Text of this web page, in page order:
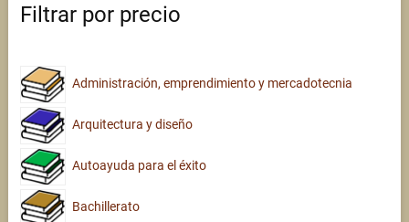
Filtrar por precio
Administración, emprendimiento y mercadotecnia
Arquitectura y diseño
Autoayuda para el éxito
Bachillerato